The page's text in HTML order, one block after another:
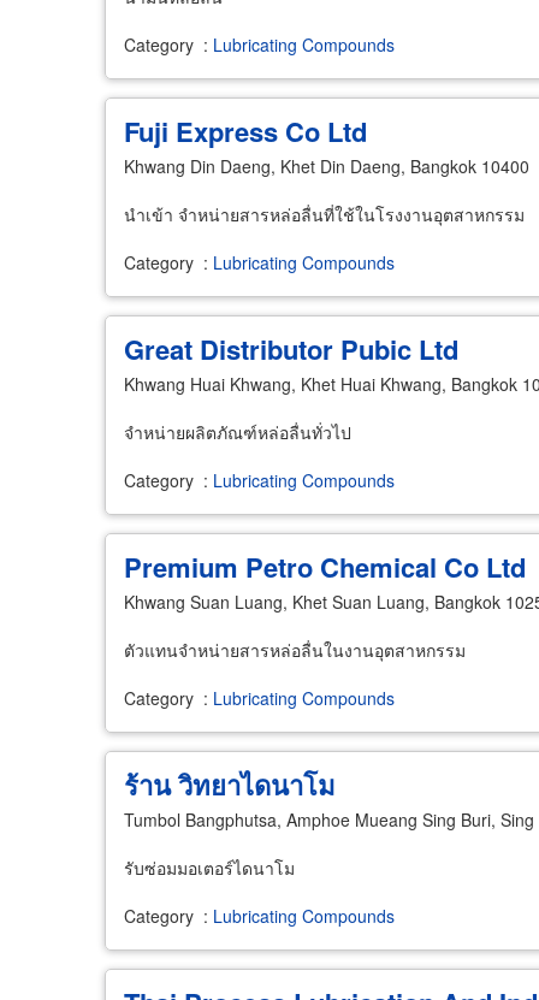
Category : Lubricating Compounds
Fuji Express Co Ltd
Khwang Din Daeng, Khet Din Daeng, Bangkok 10400
นำเข้า จำหน่ายสารหล่อลื่นที่ใช้ในโรงงานอุตสาหกรรม
Category : Lubricating Compounds
Great Distributor Pubic Ltd
Khwang Huai Khwang, Khet Huai Khwang, Bangkok
จำหน่ายผลิตภัณฑ์หล่อลื่นทั่วไป
Category : Lubricating Compounds
Premium Petro Chemical Co Ltd
Khwang Suan Luang, Khet Suan Luang, Bangkok
ตัวแทนจำหน่ายสารหล่อลื่นในงานอุตสาหกรรม
Category : Lubricating Compounds
ร้าน วิทยาไดนาโม
Tumbol Bangphutsa, Amphoe Mueang Sing Buri,
รับซ่อมมอเตอร์ไดนาโม
Category : Lubricating Compounds